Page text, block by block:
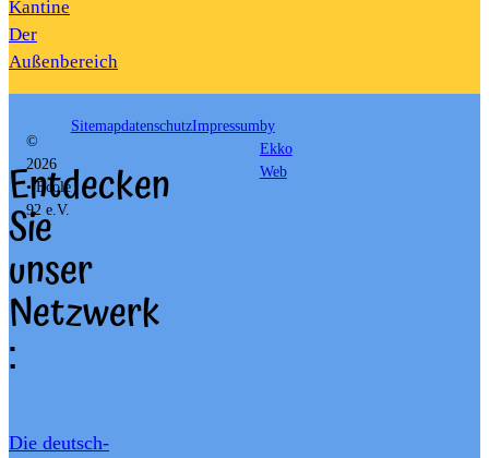
Kantine
Der
Außenbereich
Entdecken
Sie
unser
Netzwerk
:
Die deutsch-
©
2026
• École
92 e.V.
SitemapdatenschutzImpressumby
Ekko
Web